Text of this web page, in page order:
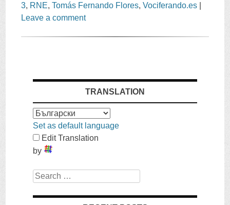
3, RNE,Tomás Fernando Flores,Vociferando.es
Leave a comment
TRANSLATION
Set as default language
Edit Translation
by
Search